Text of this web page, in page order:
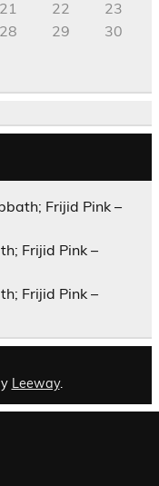
21 22
23
28 29
30
Frijid Pink –
Frijid Pink –
Frijid Pink –
Leeway.